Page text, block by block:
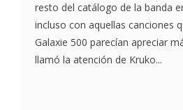
resto del catálogo de la banda
incluso con aquellas canciones
Galaxie 500 parecían apreciar
llamó la atención de Kruko...